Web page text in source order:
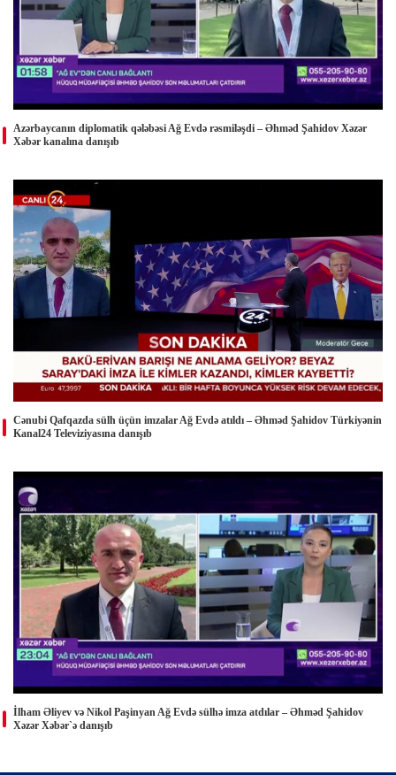
Azərbaycanın diplomatik qələbəsi Ağ Evdə rəsmiləşdi – Əhməd Şahidov Xəzər
Xəbər kanalına danışıb
Cənubi Qafqazda sülh üçün imzalar Ağ Evdə atıldı – Əhməd Şahidov Türkiyənin
Kanal24 Televiziyasına danışıb
İlham Əliyev və Nikol Paşinyan Ağ Evdə sülhə imza atdılar – Əhməd Şahidov
Xəzər Xəbər`ə danışıb